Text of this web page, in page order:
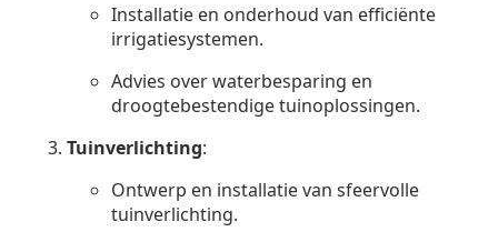
Installatie en onderhoud van efficiënte
irrigatiesystemen.
Advies over waterbesparing en
droogtebestendige tuinoplossingen.
Tuinverlichting:
Ontwerp en installatie van sfeervolle
tuinverlichting.